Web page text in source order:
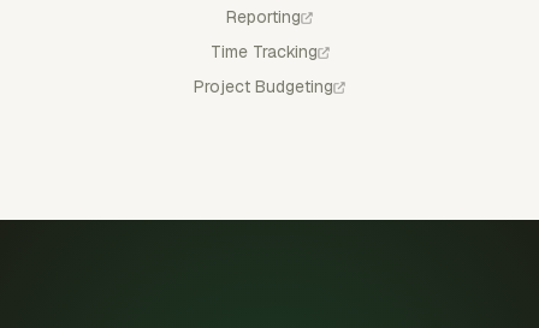
Reporting
Time Tracking
Project Budgeting